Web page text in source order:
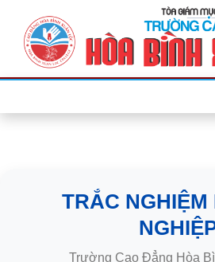
TRẮC
Trường Cao Đẳng Hòa